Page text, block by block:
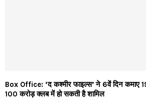
Box Office: ‘द कश्मीर फाइल्स’ ने 6वें दिन कमाए
100 करोड़ क्लब में हो सकती है शामिल